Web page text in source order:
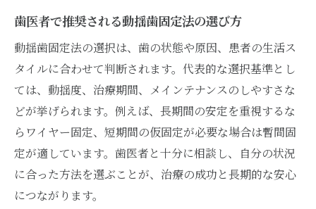
歯医者で推奨される動揺歯固定法の選び方
動揺歯固定法の選択は、歯の状態や原因、患者の生活ス
タイルに合わせて判断されます。代表的な選択基準とし
ては、動揺度、治療期間、メインテナンスのしやすさな
どが挙げられます。例えば、長期間の安定を重視するな
らワイヤー固定、短期間の仮固定が必要な場合は暫間固
定が適しています。歯医者と十分に相談し、自分の状況
に合った方法を選ぶことが、治療の成功と長期的な安心
につながります。